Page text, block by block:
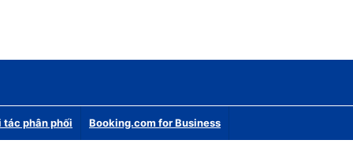
tác phân phối Booking.com for Business